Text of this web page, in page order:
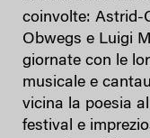
coinvolte: Astrid-
Obwegs e Luigi
giornate con le
musicale e
vicina la poesia
festival e